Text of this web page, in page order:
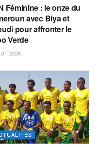
Féminine : le onze du
avec Biya et
pour affronter le
Verde
2026